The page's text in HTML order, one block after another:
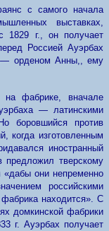
с самого начала
выставках,
1829 г., он получает
Россией Ауэрбах
орденом Анны,, ему
на фабрике, вначале
— латинскими
боровшийся против
когда изготовленным
иностранный
предложил тверскому
«дабы они непременно
российскими
находится». С
домкинской фабрики
г. Ауэрбах получает